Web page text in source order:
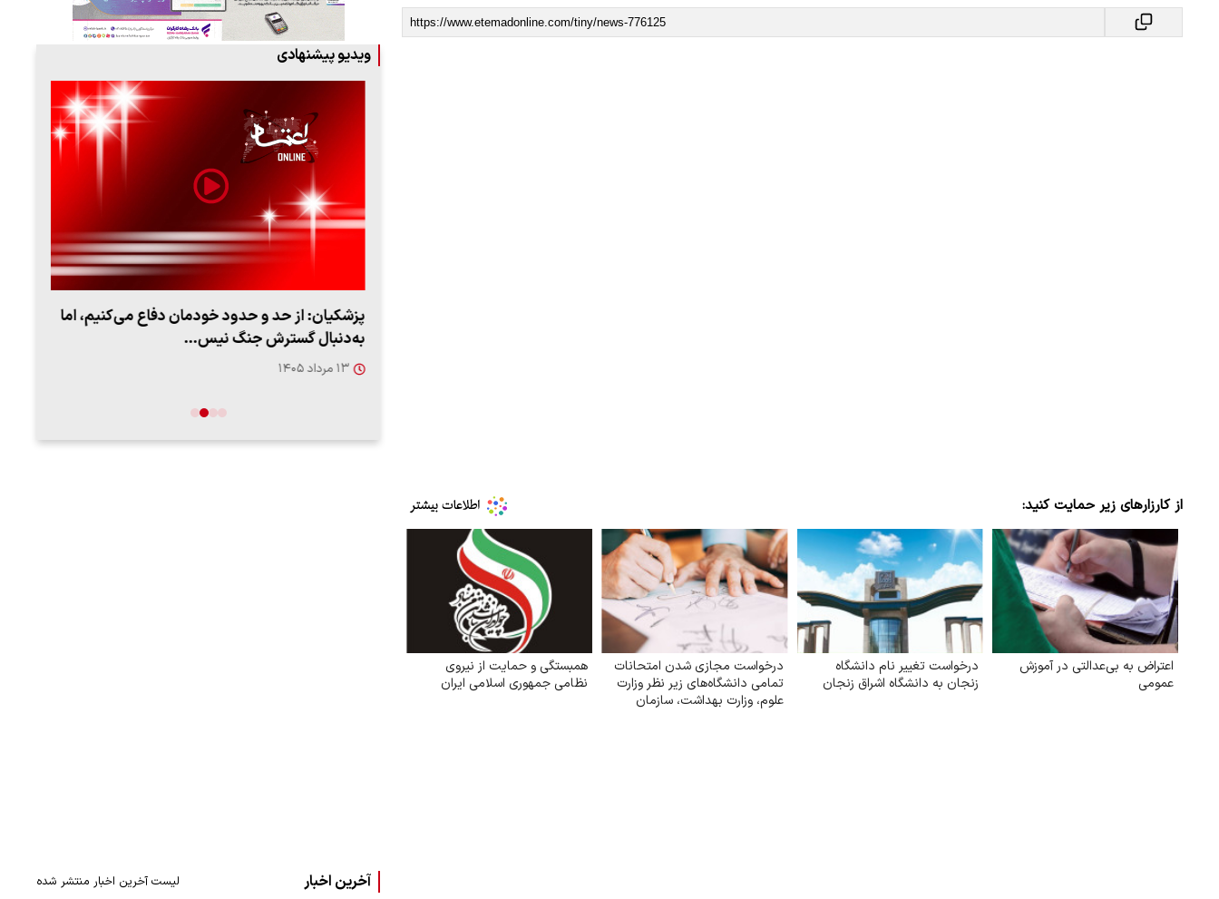
از کارزارهای زیر حمایت کنید:
اعتراض به بی‌عدالتی در آموزش
عمومی
درخواست تغییر نام دانشگاه
زنجان به دانشگاه اشراق زنجان
درخواست مجازی شدن امتحانات
تمامی دانشگاه‌های زیر نظر وزارت
علوم‌، وزارت بهداشت، سازمان
همبستگی و حمایت از نیروی
نظامی جمهوری اسلامی ایران
ویدیو پیشنهادی
پزشکیان: از حد و حدود خودمان دفاع می‌کنیم، اما
به‌دنبال گسترش جنگ نیس…
۱۳ مرداد ۱۴۰۵
آخرین اخبار لیست آخرین اخبار منتشر شده